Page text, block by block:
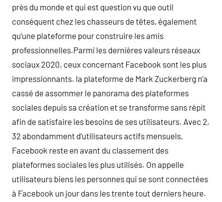
près du monde et qui est question vu que outil
conséquent chez les chasseurs de têtes, également
qu’une plateforme pour construire les amis
professionnelles.Parmi les dernières valeurs réseaux
sociaux 2020, ceux concernant Facebook sont les plus
impressionnants. la plateforme de Mark Zuckerberg n’a
cassé de assommer le panorama des plateformes
sociales depuis sa création et se transforme sans répit
afin de satisfaire les besoins de ses utilisateurs. Avec 2,
32 abondamment d’utilisateurs actifs mensuels,
Facebook reste en avant du classement des
plateformes sociales les plus utilisés. On appelle
utilisateurs biens les personnes qui se sont connectées
à Facebook un jour dans les trente tout derniers heure.